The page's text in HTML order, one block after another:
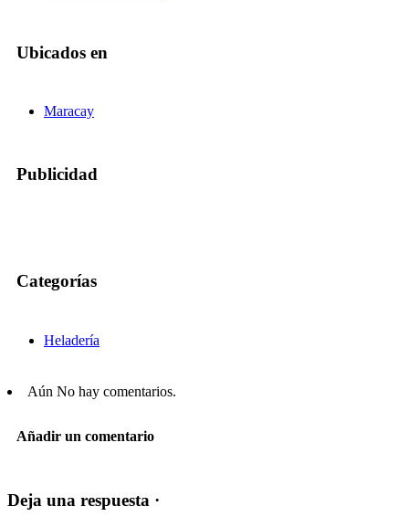
Ubicados en
Maracay
Publicidad
Categorías
Heladería
Aún No hay comentarios.
Añadir un comentario
Deja una respuesta ·